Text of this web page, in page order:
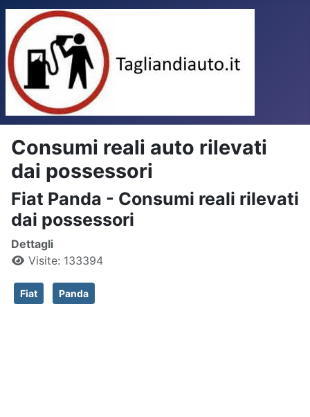
Consumi reali auto rilevati
dai possessori
Fiat Panda - Consumi reali rilevati
dai possessori
Dettagli
Visite: 133394
Fiat Panda